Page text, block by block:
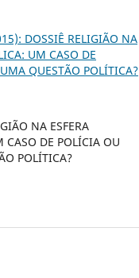
DOSSIÊ RELIGIÃO NA
UM CASO DE
QUESTÃO POLÍTICA?
NA ESFERA
CASO DE POLÍCIA OU
POLÍTICA?